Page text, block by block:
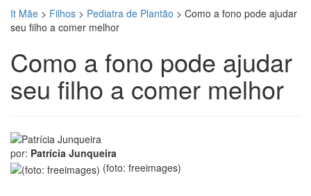
It Mãe > Filhos > Pediatra de Plantão > Como a fono pode ajudar
seu filho a comer melhor
Como a fono pode ajudar
seu filho a comer melhor
por: Patrícia Junqueira
(foto: freeimages)